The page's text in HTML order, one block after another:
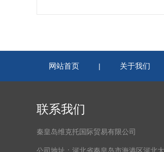
网站首页 | 关于我们
联系我们
秦皇岛维克托国际贸易有限公司